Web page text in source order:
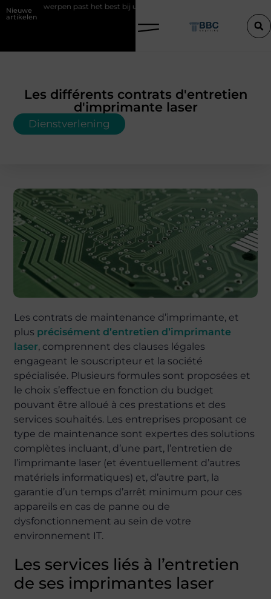
Nieuwe
artikelen
het best bij uw situatie? Een konijn met pit en waarom RaBBiT
Les différents contrats d'entretien
d'imprimante laser
Dienstverlening
Les contrats de maintenance d’imprimante, et
plus précisément d’entretien d’imprimante
laser, comprennent des clauses légales
engageant le souscripteur et la société
spécialisée. Plusieurs formules sont proposées et
le choix s’effectue en fonction du budget
pouvant être alloué à ces prestations et des
services souhaités. Les entreprises proposant ce
type de maintenance sont expertes des solutions
complètes incluant, d’une part, l’entretien de
l’imprimante laser (et éventuellement d’autres
matériels informatiques) et, d’autre part, la
garantie d’un temps d’arrêt minimum pour ces
appareils en cas de panne ou de
dysfonctionnement au sein de votre
environnement IT.
Les services liés à l’entretien
de ses imprimantes laser